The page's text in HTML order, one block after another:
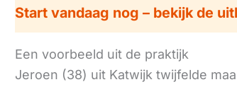
Start vandaag nog – bekijk de
Een voorbeeld uit de praktijk
Jeroen (38) uit Katwijk twijfelde